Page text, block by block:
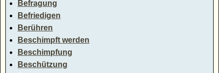
Befragung
Befriedigen
Berühren
Beschimpft werden
Beschimpfung
Beschützung